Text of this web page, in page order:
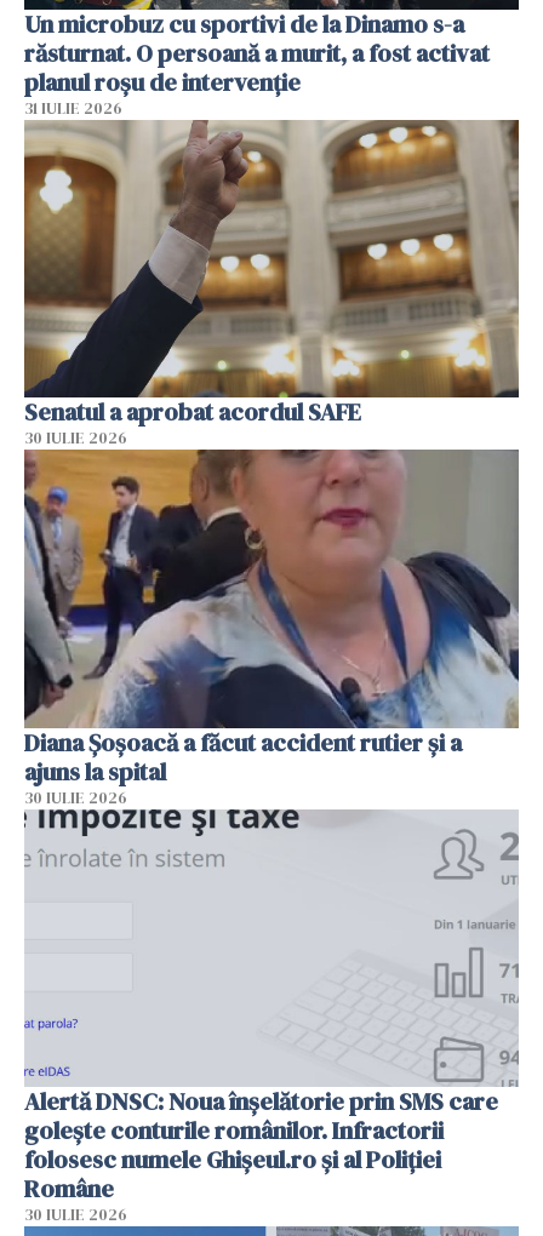
Un microbuz cu sportivi de la Dinamo s-a
răsturnat. O persoană a murit, a fost activat
planul roșu de intervenție
31 IULIE 2026
Senatul a aprobat acordul SAFE
30 IULIE 2026
Diana Șoșoacă a făcut accident rutier și a
ajuns la spital
30 IULIE 2026
Alertă DNSC: Noua înșelătorie prin SMS care
golește conturile românilor. Infractorii
folosesc numele Ghișeul.ro și al Poliției
Române
30 IULIE 2026